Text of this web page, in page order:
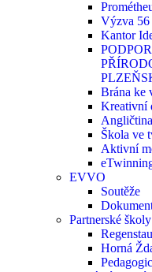
Výzva 56
Kantor
Brána ke
Kreativní
Škola ve
Aktivní
EVVO
Soutěže
Partnerské školy
Horná